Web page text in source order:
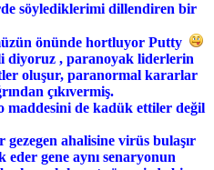
söylediklerimi dillendiren bir
önünde hortluyor Putty
diyoruz , paranoyak liderlerin
oluşur, paranormal kararlar
çıkıvermiş.
o maddesini de kadük ettiler değil
ahalisine virüs bulaşır
eder gene aynı senaryonun